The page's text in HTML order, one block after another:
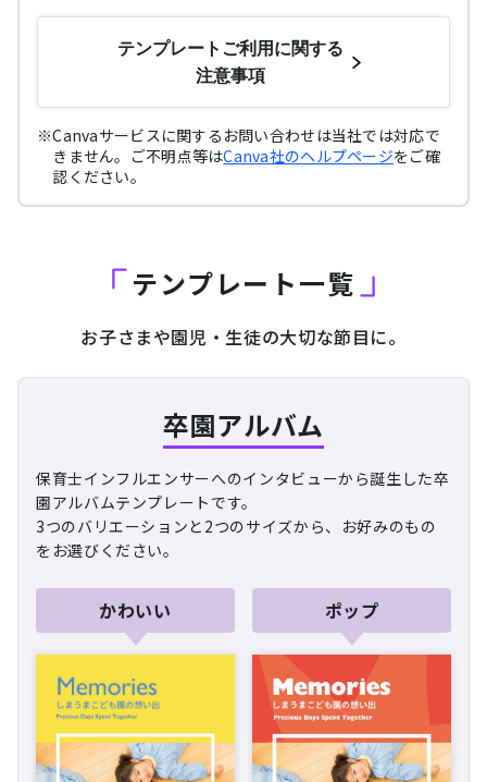
テンプレートご利用に関する
注意事項
Canvaサービスに関するお問い合わせは当社では対応で
きません。ご不明点等はCanva社のヘルプページをご確
認ください。
テンプレート一覧
お子さまや園児・生徒の大切な節目に。
卒園アルバム
保育士インフルエンサーへのインタビューから誕生した卒
園アルバムテンプレートです。
3つのバリエーションと2つのサイズから、 お好みのもの
をお選びください。
かわいい ポップ